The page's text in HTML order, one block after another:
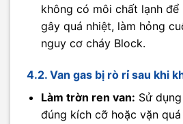
không có môi chất lạnh
gây quá nhiệt, làm hỏng
nguy cơ cháy Block.
4.2. Van gas bị rò rỉ sau khi
Làm trờn ren van: Sử
đúng kích cỡ hoặc vặn